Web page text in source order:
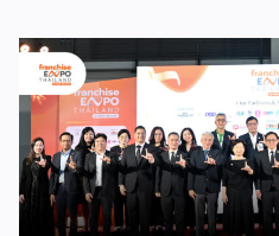
2026 ให้แก่ผู้ประกอบธุรกิจแฟรน
ของกรมฯ นายพูนพงษ์ นัยนา
การค้า กระทรวงพาณิชย์ เปิดเผ
“งานแฟรนไชส์ เอ็กซ์โป ไทยแล
โป (Franchise Expo
เป็นงานแสดงธุรกิจแฟรนไชส์ชั้
คอร์ปอเรชัน จำกัด เพื่อยกระดับ
เจ้าของธุรกิจที่ต้องการขยายกิจ